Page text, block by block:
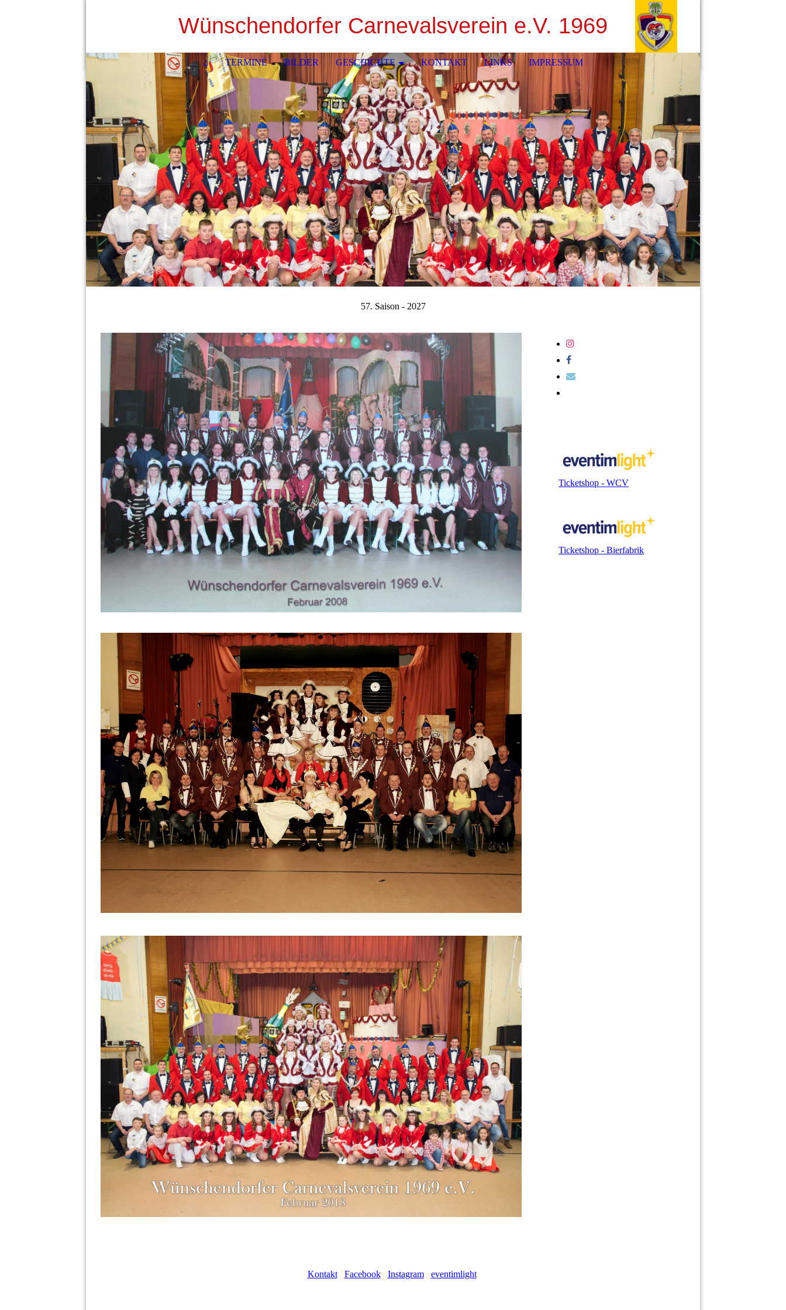
Wünschendorfer Carnevalsverein e.V. 1969
⌂ TERMINE BILDER GESCHICHTE KONTAKT LINKS IMPRESSUM
57. Saison - 2027
Ticketshop - WCV
Ticketshop - Bierfabrik
Kontakt Facebook Instagram eventimlight